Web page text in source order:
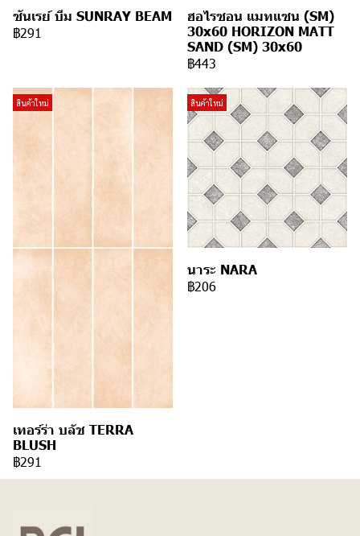
ซันเรย์ บีม SUNRAY BEAM
฿291
ฮอไรซอน แมทแซน (SM)
30x60 HORIZON MATT
SAND (SM) 30x60
฿443
สินค้าใหม่
เทอร์ร่า บลัช TERRA
BLUSH
฿291
สินค้าใหม่
นาระ NARA
฿206